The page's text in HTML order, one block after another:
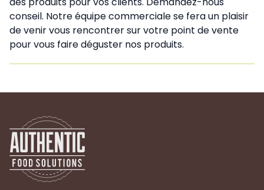
conseil. Notre équipe commerciale se fera un plaisir
de venir vous rencontrer sur votre point de vente
pour vous faire déguster nos produits.